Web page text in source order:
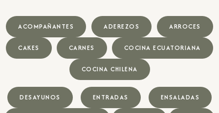
ACOMPAÑANTES ADEREZOS ARROCES
CAKES CARNES COCINA ECUATORIANA
COCINA CHILENA
DESAYUNOS ENTRADAS ENSALADAS